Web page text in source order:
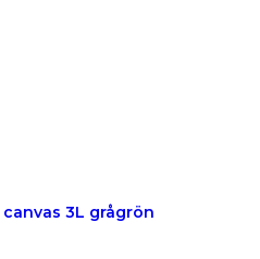
canvas 3L grågrön